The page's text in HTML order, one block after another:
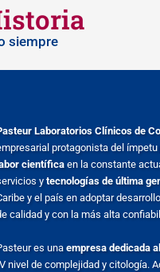
siempre
Laboratorios Clínicos de
protagonista del
científicaen la constante
y tecnologías de última
y el país en adoptar
calidad y con la más alta
es una empresa dedicada
nivel de complejidad y citología.